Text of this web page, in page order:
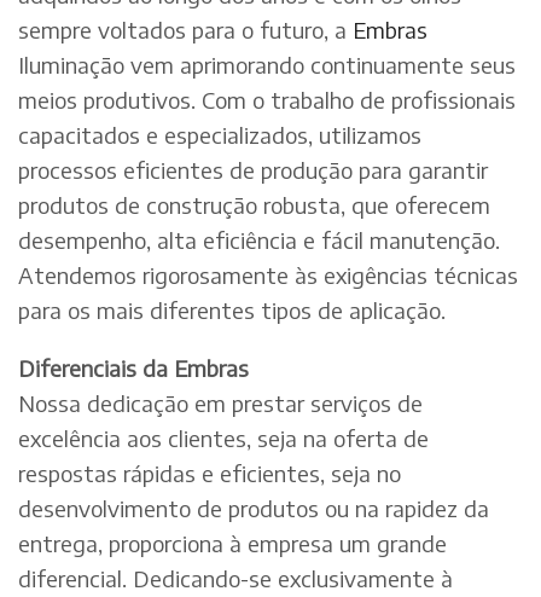
sempre voltados para o futuro, a Embras
Iluminação vem aprimorando continuamente seus
meios produtivos. Com o trabalho de profissionais
capacitados e especializados, utilizamos
processos eficientes de produção para garantir
produtos de construção robusta, que oferecem
desempenho, alta eficiência e fácil manutenção.
Atendemos rigorosamente às exigências técnicas
para os mais diferentes tipos de aplicação.
Diferenciais da Embras
Nossa dedicação em prestar serviços de
excelência aos clientes, seja na oferta de
respostas rápidas e eficientes, seja no
desenvolvimento de produtos ou na rapidez da
entrega, proporciona à empresa um grande
diferencial. Dedicando-se exclusivamente à